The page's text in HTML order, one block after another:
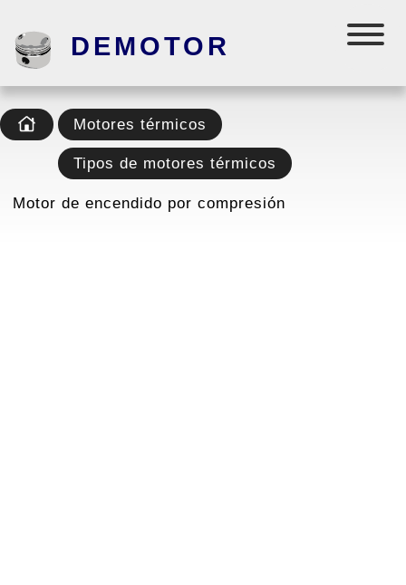
DEMOTOR
Motores térmicos
Tipos de motores térmicos
Motor de encendido por compresión